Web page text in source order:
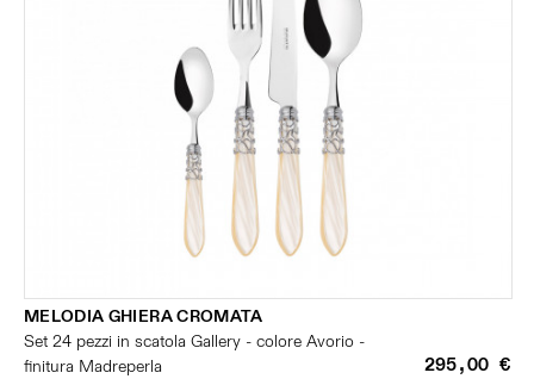
MELODIA GHIERA CROMATA
Set 24 pezzi in scatola Gallery - colore Avorio -
finitura Madreperla
295,00 €